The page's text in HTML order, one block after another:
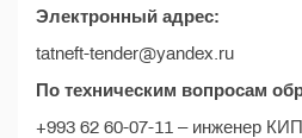
Электронный адрес:
tatneft-tender@yandex.ru
По техническим вопросам
+993 62 60-07-11 – инженер